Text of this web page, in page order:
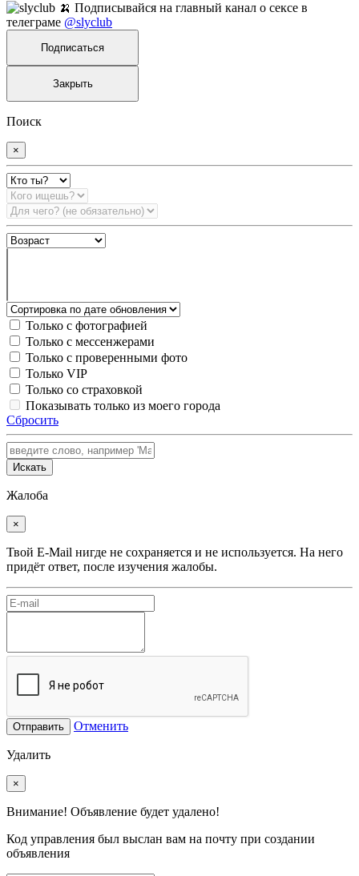
🍌 Подписывайся на главный канал о сексе в
телеграме @slyclub
Подписаться
Закрыть
Поиск
×
Только с фотографией
Только с мессенжерами
Только с проверенными фото
Только VIP
Только со страховкой
Показывать только из моего города
Сбросить
Искать
Жалоба
×
Твой E-Mail нигде не сохраняется и не используется. На него
придёт ответ, после изучения жалобы.
Отправить Отменить
Удалить
×
Внимание! Объявление будет удалено!
Код управления был выслан вам на почту при создании
объявления